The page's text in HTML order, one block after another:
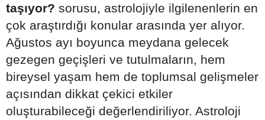
taşıyor? sorusu, astrolojiyle ilgilenenlerin en
çok araştırdığı konular arasında yer alıyor.
Ağustos ayı boyunca meydana gelecek
gezegen geçişleri ve tutulmaların, hem
bireysel yaşam hem de toplumsal gelişmeler
açısından dikkat çekici etkiler
oluşturabileceği değerlendiriliyor. Astroloji